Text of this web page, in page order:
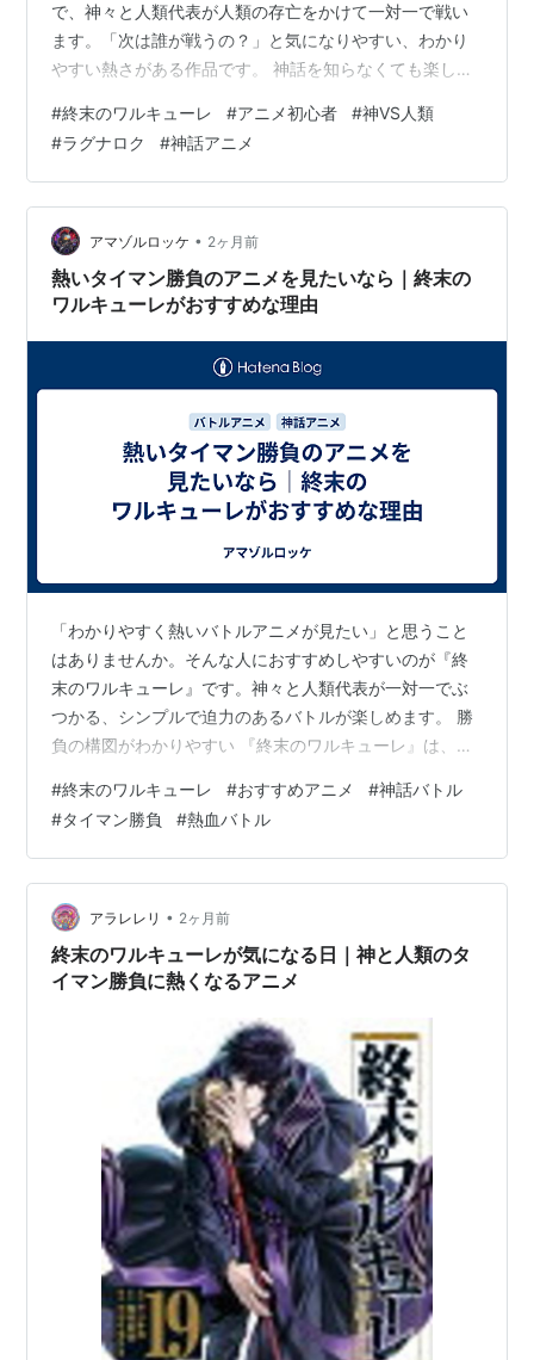
で、神々と人類代表が人類の存亡をかけて一対一で戦い
ます。「次は誰が戦うの？」と気になりやすい、わかり
やすい熱さがある作品です。 神話を知らなくても楽しめ
も、元ネタを全部知っていなくても大丈夫です。作品の
中でキャラクターとして描かれるので、「この神はどん
な強さなんだろう」と自然に見ていけます。 人類側の代
表も個性的 人類側には、歴史上の英雄や偉人たちが代表
として登場します。それぞれ戦い方も性格も違うので、
毎回違った勝負を楽しめます。神に立ち向かう…
#終末のワルキューレ #アニメ初心者 #神VS人類
#ラグナロク #神話アニメ
アマゾルロッケ • 2ヶ月前
熱いタイマン勝負のアニメを見たいなら｜終末の
ワルキューレがおすすめな理由
「わかりやすく熱いバトルアニメが見たい」と思うこと
はありませんか。そんな人におすすめしやすいのが『終
末のワルキューレ』です。神々と人類代表が一対一でぶ
つかる、シンプルで迫力のあるバトルが楽しめます。 勝
負の構図がわかりやすい 『終末のワルキューレ』は、神
存亡をかけて戦うため、ひとつひとつの勝負に重みがあ
ります。誰が勝つのか、どんな戦い方をするのかを素直
に楽しめる作品です。 有名キャラクター同士の対決が楽
しい 神話の神々や、歴史上の人物が次々と登場します。
聞いたことのある名前が、どんな能力や性格で描かれる
のかを見る楽しさがあります。対戦カードの…
#終末のワルキューレ #おすすめアニメ #神話バトル
#タイマン勝負 #熱血バトル
アラレレリ • 2ヶ月前
終末のワルキューレが気になる日｜神と人類のタ
イマン勝負に熱くなるアニメ